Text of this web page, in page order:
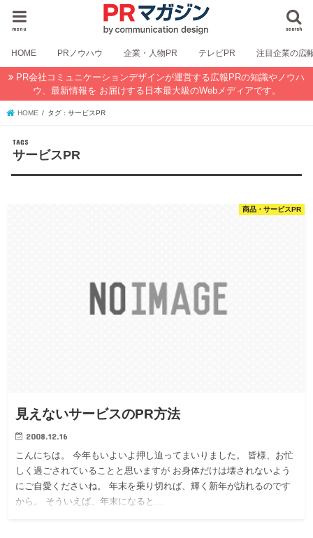
search
menu
HOME PRノウハウ 企業・人物PR テレビPR 注目企業の広
PR会社コミュニケーションデザインが運営する広報PRの知識やノウハ
ウ、最新情報を お届けする日本最大級のWebメディアです。
HOME タグ : サービスPR
サービスPR
商品・サービスPR
見えないサービスのPR方法
2008.12.16
こんにちは。 今年もいよいよ押し迫ってまいりました。 皆様、お忙
しく過ごされていることと思いますが お身体だけは壊されないよう
にご自愛くださいね。 年末を乗り切れば、輝く新年が訪れるのです
から。 そういえば、年末になると…